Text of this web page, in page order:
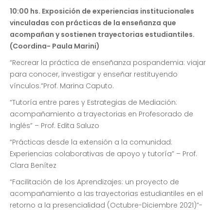
10:00 hs. Exposición de experiencias institucionales
vinculadas con prácticas de la enseñanza que
acompañan y sostienen trayectorias estudiantiles.
(Coordina- Paula Marini)
“Recrear la práctica de enseñanza pospandemia: viajar
para conocer, investigar y enseñar restituyendo
vínculos.”Prof. Marina Caputo.
“Tutoría entre pares y Estrategias de Mediación:
acompañamiento a trayectorias en Profesorado de
Inglés” – Prof. Edita Saluzo
“Prácticas desde la extensión a la comunidad:
Experiencias colaborativas de apoyo y tutoría” – Prof.
Clara Benítez
“Facilitación de los Aprendizajes: un proyecto de
acompañamiento a las trayectorias estudiantiles en el
retorno a la presencialidad (Octubre-Diciembre 2021)”-